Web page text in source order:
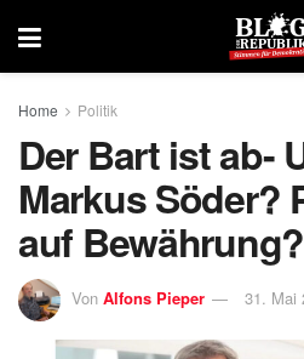
Home Politik
Der Bart ist ab-
Markus Söder?
auf Bewährung?
Von Alfons Pieper 31. Mai